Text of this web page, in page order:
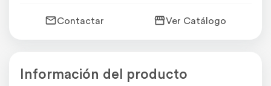
Contactar Ver Catálogo
Información del producto